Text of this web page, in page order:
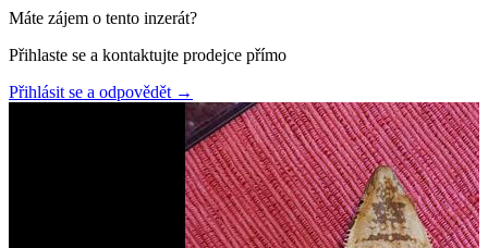
Máte zájem o tento inzerát?
Přihlaste se a kontaktujte prodejce přímo
Přihlásit se a odpovědět →